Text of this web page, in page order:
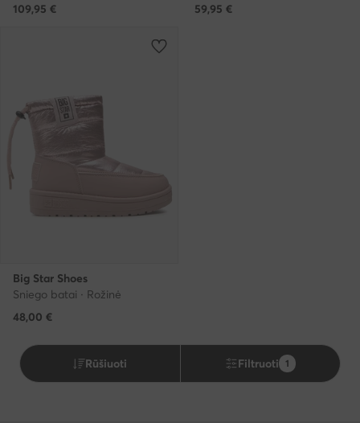
109,95 €
59,95 €
Big Star Shoes
Sniego batai · Rožinė
48,00 €
Rūšiuoti Filtruoti 1